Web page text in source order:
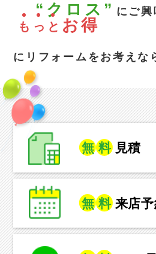
“クロス” にご
も っ と お得
にリフォームをお考えな
無 料 見積
無 料 来店